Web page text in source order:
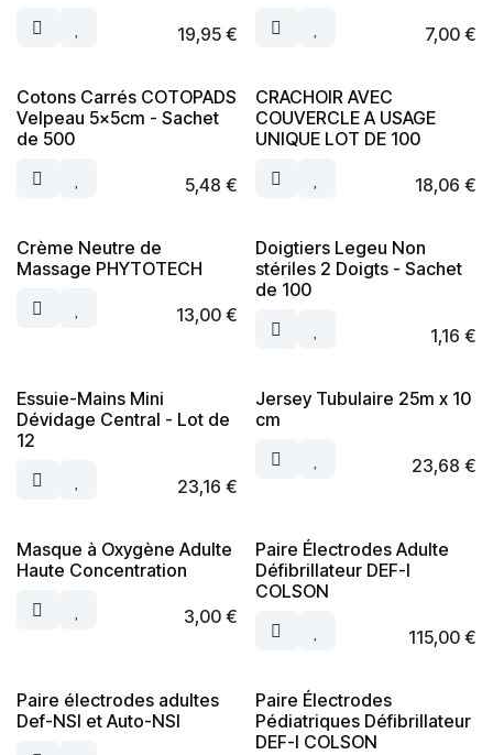
19,95€ 7,00€
Cotons Carrés COTOPADS
Velpeau 5x5cm - Sachet
de 500
5,48 €
CRACHOIR AVEC
COUVERCLE A USAGE
UNIQUE LOT DE 100
18,06 €
Crème Neutre de
Massage PHYTOTECH
13,00€
Doigtiers Legeu Non
stériles 2 Doigts - Sachet
de 100
1,16 €
Essuie-Mains Mini
Dévidage Central - Lot de
12
23,16 €
Jersey Tubulaire 25m x 10
cm
23,68 €
Masque à Oxygène Adulte
Haute Concentration
3,00€
Paire Électrodes Adulte
Défibrillateur DEF-I
COLSON
115,00€
Paire électrodes adultes
Def-NSI et Auto-NSI
Paire Électrodes
Pédiatriques Défibrillateur
DEF-I COLSON